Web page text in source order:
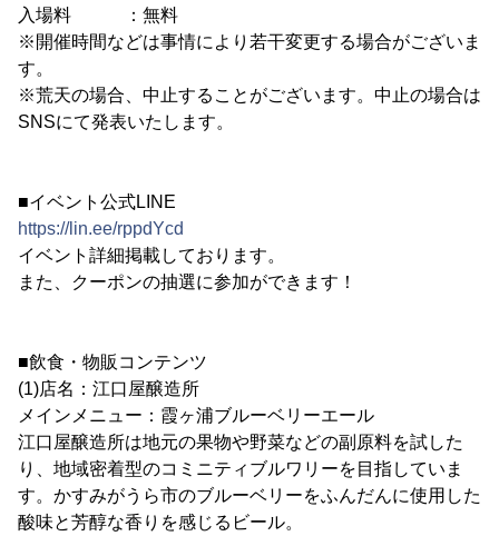
入場料 ：無料
※開催時間などは事情により若干変更する場合がございま
す。
※荒天の場合、中止することがございます。中止の場合は
SNSにて発表いたします。
■イベント公式LINE
https://lin.ee/rppdYcd
イベント詳細掲載しております。
また、クーポンの抽選に参加ができます！
■飲食・物販コンテンツ
(1)店名：江口屋醸造所
メインメニュー：霞ヶ浦ブルーベリーエール
江口屋醸造所は地元の果物や野菜などの副原料を試した
り、地域密着型のコミニティブルワリーを目指していま
す。かすみがうら市のブルーベリーをふんだんに使用した
酸味と芳醇な香りを感じるビール。